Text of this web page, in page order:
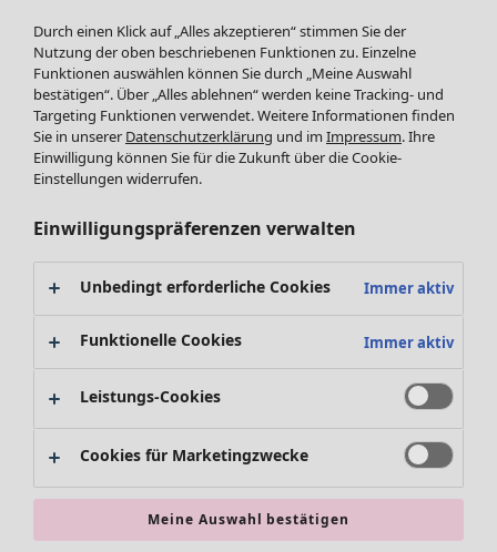
Hosen
Röcke
Jacken & Mäntel
Leggings /Strumpfhosen
Accessoires
Schuhe
Bademode
Basics
SALE Zuhause
Alle anzeigen
Teppiche
SALE Aktionen
Durch einen Klick auf „Alles akzeptieren“ stimmen Sie der
Nutzung der oben beschriebenen Funktionen zu. Einzelne
Funktionen auswählen können Sie durch „Meine Auswahl
bestätigen“. Über „Alles ablehnen“ werden keine Tracking- und
Targeting Funktionen verwendet. Weitere Informationen finden
Sie in unserer Datenschutzerklärung und im Impressum. Ihre
Einwilligung können Sie für die Zukunft über die Cookie-
Einstellungen widerrufen.
Einwilligungspräferenzen verwalten
Unbedingt erforderliche Cookies Immer aktiv
Funktionelle Cookies Immer aktiv
Leistungs-Cookies
Cookies für Marketingzwecke
Meine Auswahl bestätigen